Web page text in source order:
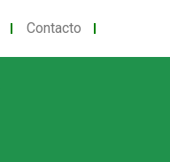
Contacto